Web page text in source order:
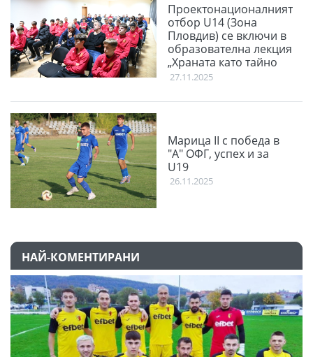
Проектонационалният
отбор U14 (Зона
Пловдив) се включи в
образователна лекция
„Храната като тайно
оръжие“
27.11.2025
Марица II с победа в
"А" ОФГ, успех и за
U19
26.11.2025
НАЙ-КОМЕНТИРАНИ